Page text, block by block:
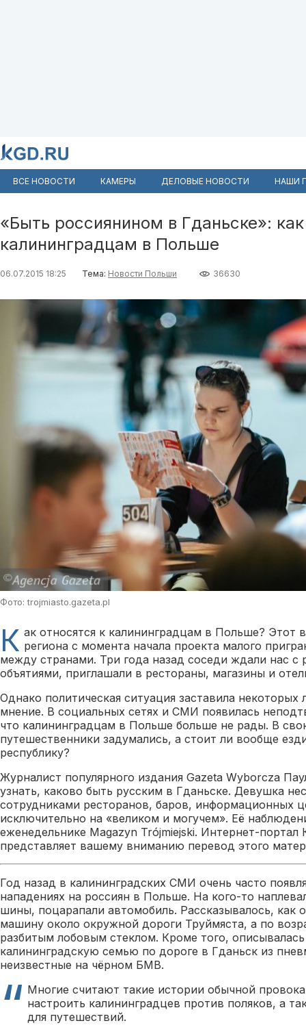
ВСЕ НОВОСТИ КАМЕРЫ ДЕЛОВЫЕ НОВОСТИ НАШИ
«Быть россиянином в Гданьске»:
калининградцам в Польше
06.07.2015 18:25 Тема: Новости Польши 36630
Фото: trojmiasto.gazeta.pl
К ак относятся к калининградцам в Польше? Этот
региона с момента начала проекта малого
между странами. Три года назад соседи ждали нас с
объятиями, приглашали в рестораны, магазины и
Однако политическая ситуация заставила
мнение. В социальных сетях и СМИ появилась
что калининградцам в Польше больше не рады. В
путешественники задумались, а стоит ли вообще
республику?
Журналист популярного издания Gazeta Wyborcza
узнать, каково быть русским в Гданьске. Девушка
сотрудниками ресторанов, баров, информационных
исключительно на «великом и могучем». Её
еженедельнике Magazyn Trójmiejski. Интернет-портал
представляет вашему вниманию перевод этого
Год назад в калининградских СМИ очень часто
нападениях на россиян в Польше. На кого-то
шины, поцарапали автомобиль. Рассказывалось, как
машину около окружной дороги Труймяста, а по
разбитым лобовым стеклом. Кроме того,
калининградскую семью по дороге в Гданьск из
неизвестные на чёрном БМВ.
Многие считают такие истории обычной
настроить калининградцев против поляков, а
для путешествий.